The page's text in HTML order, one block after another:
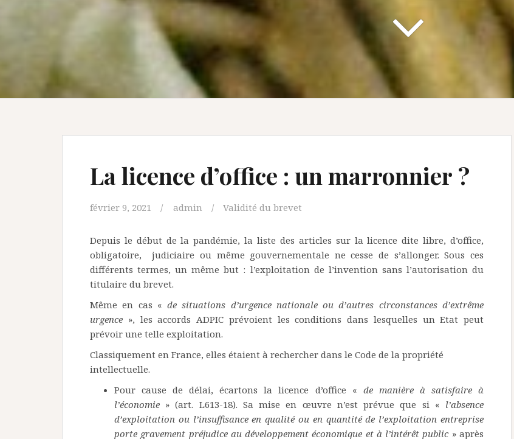
La licence d’office : un marronnier ?
février 9, 2021 admin Validité du brevet
Depuis le début de la pandémie, la liste des articles sur la licence dite libre, d’office,
obligatoire, judiciaire ou même gouvernementale ne cesse de s’allonger. Sous ces
différents termes, un même but : l’exploitation de l’invention sans l’autorisation du
titulaire du brevet.
Même en cas « de situations d’urgence nationale ou d’autres circonstances d’extrême
urgence », les accords ADPIC prévoient les conditions dans lesquelles un Etat peut
prévoir une telle exploitation.
Classiquement en France, elles étaient à rechercher dans le Code de la propriété
intellectuelle.
Pour cause de délai, écartons la licence d’office « de manière à satisfaire à
l’économie » (art. L613-18). Sa mise en œuvre n’est prévue que si « l’absence
d’exploitation ou l’insuffisance en qualité ou en quantité de l’exploitation entreprise
porte gravement préjudice au développement économique et à l’intérêt public» après